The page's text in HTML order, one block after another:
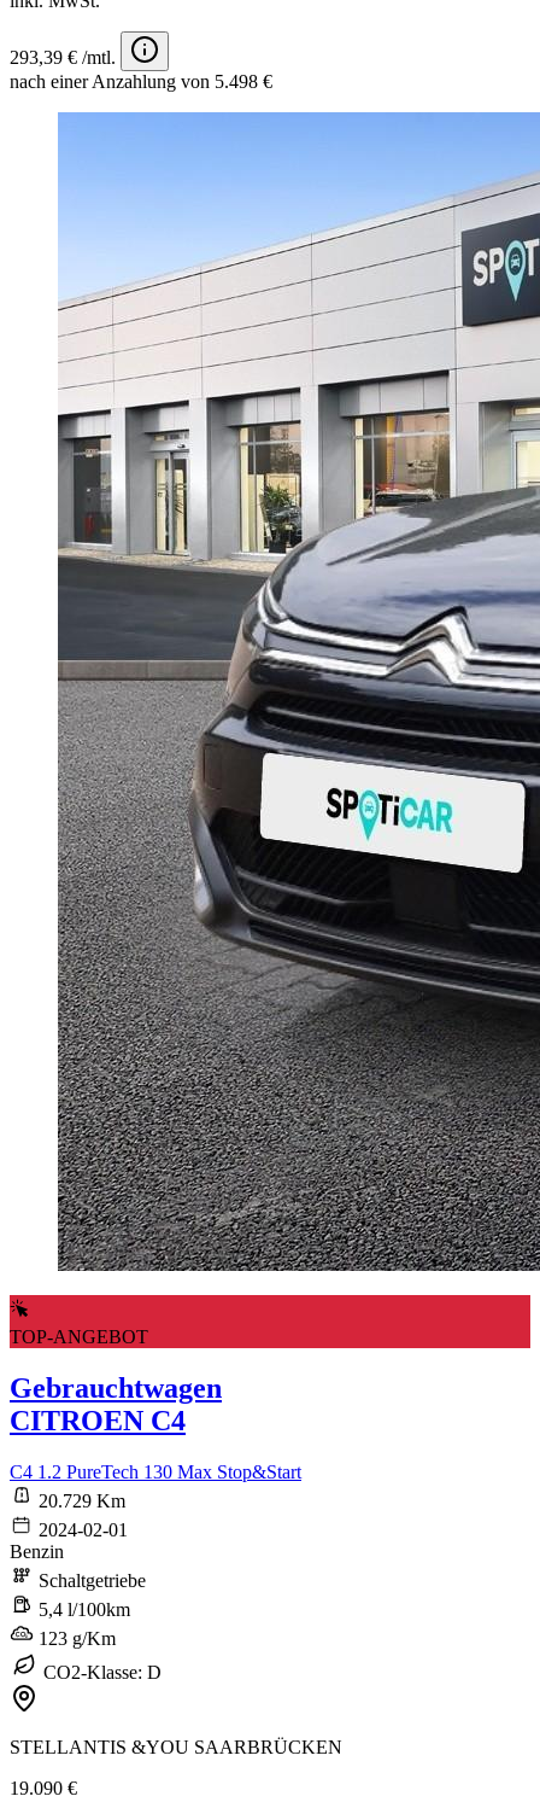
293,39 € /mtl.
nach einer Anzahlung von 5.498 €
TOP-ANGEBOT
Gebrauchtwagen
CITROEN C4
C4 1.2 PureTech 130 Max Stop&Start
20.729 Km
2024-02-01
Benzin
Schaltgetriebe
5,4 l/100km
123 g/Km
CO2-Klasse: D
STELLANTIS &YOU SAARBRÜCKEN
19.090 €